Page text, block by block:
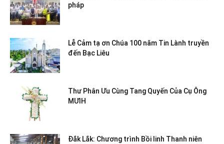
pháp
Lễ Cảm tạ ơn Chúa 100 năm Tin Lành truyền
đến Bạc Liêu
Thư Phân Ưu Cùng Tang Quyến Của Cụ Ông
MƯIH
Đắk Lắk: Chương trình Bồi linh Thanh niên